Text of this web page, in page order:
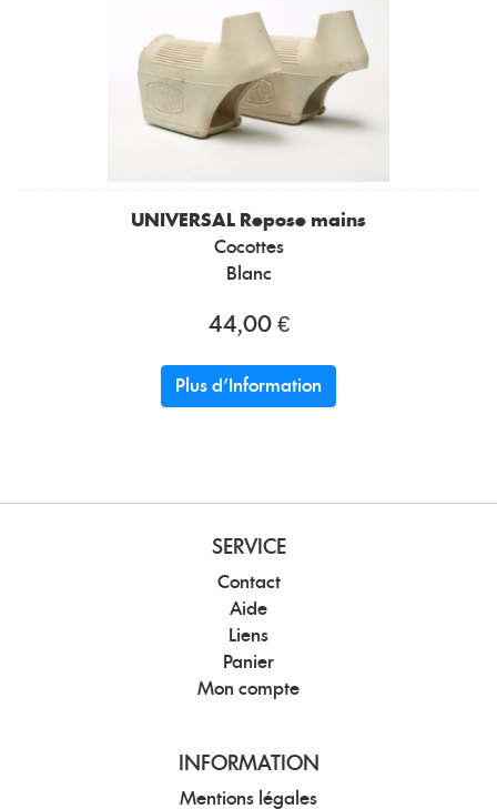
UNIVERSAL Repose mains
Cocottes
Blanc
44,00 €
Plus d'Information
SERVICE
Contact
Aide
Liens
Panier
Mon compte
INFORMATION
Mentions légales